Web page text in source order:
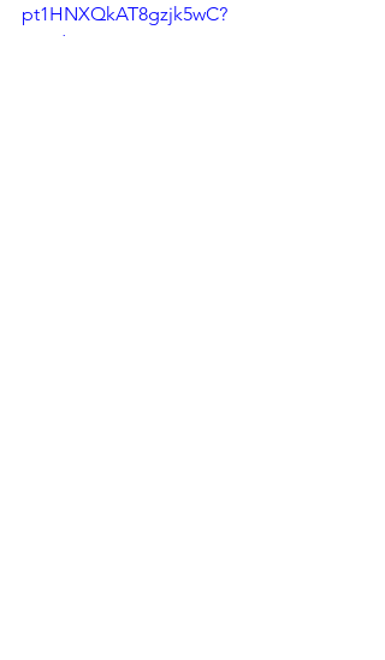
pt1HNXQkAT8gzjk5wC?
si=tdNyiMzGQwKQUux4